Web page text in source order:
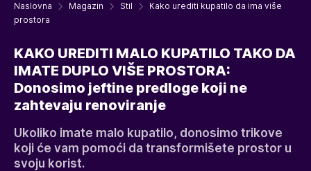
Naslovna Magazin Stil
Kako urediti kupatilo da ima više
prostora
KAKO UREDITI MALO KUPATILO TAKO DA
IMATE DUPLO VIŠE PROSTORA:
Donosimo jeftine predloge koji ne
zahtevaju renoviranje
Ukoliko imate malo kupatilo, donosimo trikove
koji će vam pomoći da transformišete prostor u
svoju korist.